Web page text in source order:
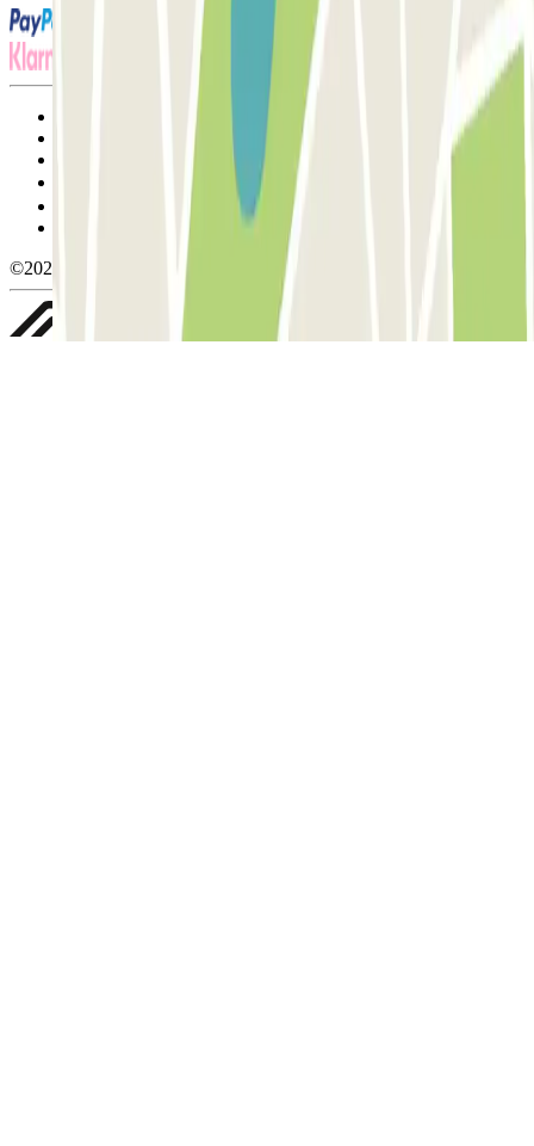
Termos de utilização e contratação
Condições de cancelamento
Política de cookies
Política de privacidade
©2026 Parclick. All rights reserved